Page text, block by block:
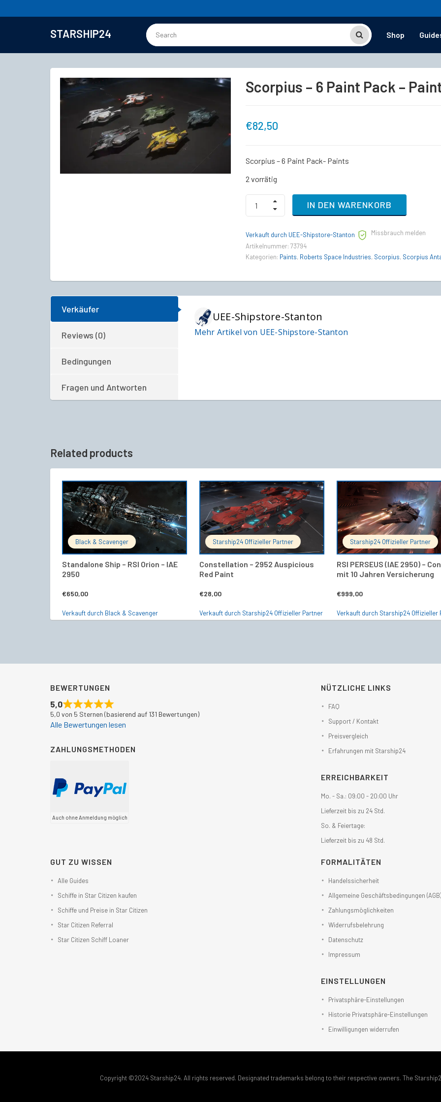
STARSHIP24 Shop
Scorpius – 6 Paint Pack –
€82,50
Scorpius – 6 Paint Pack- Paints
2 vorrätig
Scorpius
6
Pack
-
quantity
IN DEN WARENKORB
Verkauft durch UEE-Shipstore-Stanton
Missbrauch melden
Artikelnummer: 73794
Kategorien: Paints, Roberts Space Industries, Scorpius, Scorpius
Verkäufer
Reviews (0)
Bedingungen
Fragen und Antworten
UEE-Shipstore-Stanton
Mehr Artikel von UEE-Shipstore-Stanton
Related products
Black & Scavenger
Standalone Ship – RSI Orion – IAE
2950
€650,00
IN DEN WARENKORB
Verkauft durch Black & Scavenger
Starship24 Offizieller Partner
Constellation – 2952 Auspicious
Red Paint
€28,00
IN DEN WARENKORB
Verkauft durch Starship24 Offizieller Partner
Starship24 Offizieller Partner
RSI PERSEUS (IAE 2950) –
mit 10 Jahren Versicherung
€999,00
IN DEN
Verkauft durch Starship24 Offizieller
BEWERTUNGEN
5,0
5,0 von 5 Sternen (basierend auf 131 Bewertungen)
Alle Bewertungen lesen
ZAHLUNGSMETHODEN
Auch ohne Anmeldung möglich
NÜTZLICHE LINKS
FAQ
Support / Kontakt
Preisvergleich
Erfahrungen mit Starship24
ERREICHBARKEIT
Mo. - Sa.: 09:00 - 20:00 Uhr
Lieferzeit bis zu 24 Std.
So. & Feiertage:
Lieferzeit bis zu 48 Std.
GUT ZU WISSEN
Alle Guides
Schiffe in Star Citizen kaufen
Schiffe und Preise in Star Citizen
Star Citizen Referral
Star Citizen Schiff Loaner
FORMALITÄTEN
Handelssicherheit
Allgemeine Geschäftsbedingungen (AGB)
Zahlungsmöglichkeiten
Widerrufsbelehrung
Datenschutz
Impressum
EINSTELLUNGEN
Privatsphäre-Einstellungen
Historie Privatsphäre-Einstellungen
Einwilligungen widerrufen
Copyright ©2024 Starship24. All rights reserved. Designated trademarks belong to their respective owners. The